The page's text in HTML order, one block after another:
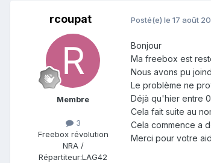
rcoupat
Membre
3
Freebox révolution
NRA /
Répartiteur:LAG42
Posté(e) le 17 août
Bonjour
Ma freebox est
Nous avons pu
Le problème ne
Déjà qu'hier entre
Cela fait suite au
Cela commence a
Merci pour votre